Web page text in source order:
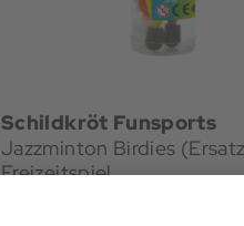
Schildkröt Funsports
Jazzminton Birdies
Freizeitspiel